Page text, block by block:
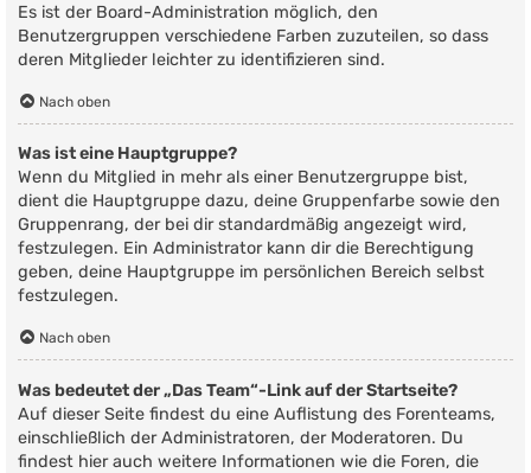
Es ist der Board-Administration möglich, den
Benutzergruppen verschiedene Farben zuzuteilen, so dass
deren Mitglieder leichter zu identifizieren sind.
Nach oben
Was ist eine Hauptgruppe?
Wenn du Mitglied in mehr als einer Benutzergruppe bist,
dient die Hauptgruppe dazu, deine Gruppenfarbe sowie den
Gruppenrang, der bei dir standardmäßig angezeigt wird,
festzulegen. Ein Administrator kann dir die Berechtigung
geben, deine Hauptgruppe im persönlichen Bereich selbst
festzulegen.
Nach oben
Was bedeutet der „Das Team“-Link auf der Startseite?
Auf dieser Seite findest du eine Auflistung des Forenteams,
einschließlich der Administratoren, der Moderatoren. Du
findest hier auch weitere Informationen wie die Foren, die